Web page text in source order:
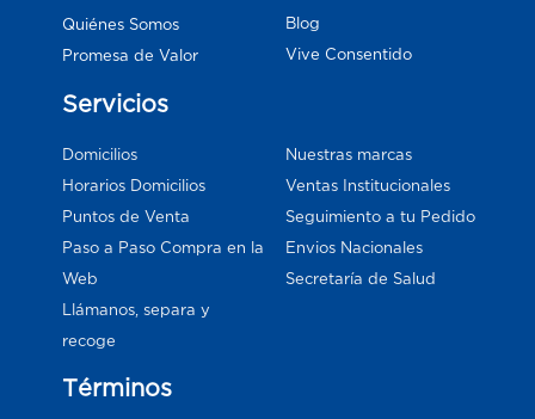
Quiénes Somos
Promesa de Valor
Blog
Vive Consentido
Servicios
Domicilios
Horarios Domicilios
Puntos de Venta
Paso a Paso Compra en la
Web
Llámanos, separa y
recoge
Nuestras marcas
Ventas Institucionales
Seguimiento a tu Pedido
Envios Nacionales
Secretaría de Salud
Términos